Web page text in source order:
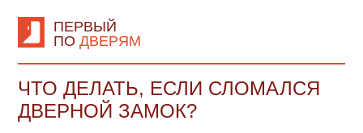
ПЕРВЫЙ
ПО ДВЕРЯМ
ЧТО ДЕЛАТЬ, ЕСЛИ СЛОМАЛСЯ
ДВЕРНОЙ ЗАМОК?